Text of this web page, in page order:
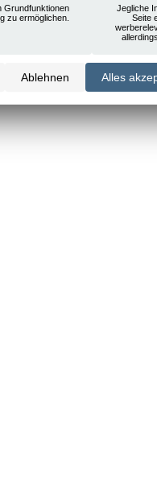
Grundfunktionen
zu ermöglichen.
Jegliche
Seite
Ablehnen Alles